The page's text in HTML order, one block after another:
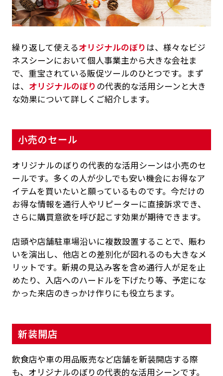
繰り返して使えるオリジナルのぼり は、様々なビジ
ネスシーンにおいて個人事業主から大きな会社ま
で、重宝されている販促ツールのひとつです。まず
は、 オリジナルのぼり の代表的な活用シーンと大き
な効果について詳しくご紹介します。
小売のセール
オリジナルのぼりの代表的な活用シーンは小売のセ
ールです。多くの人が少しでも安い機会にお得なア
イテムを買いたいと願っているものです。今だけの
お得な情報を通行人やリピーターに直接訴求でき、
さらに購買意欲を呼び起こす効果が期待できます。
店頭や店舗駐車場沿いに複数設置することで、賑わ
いを演出し、他店との差別化が図れるのも大きなメ
リットです。新規の見込み客を含め通行人が足を止
めたり、入店へのハードルを下げたり等、予定にな
かった来店のきっかけ作りにも役立ちます。
新装開店
飲食店や車の用品販売など店舗を新装開店する際
も、オリジナルのぼりの代表的な活用シーンです。